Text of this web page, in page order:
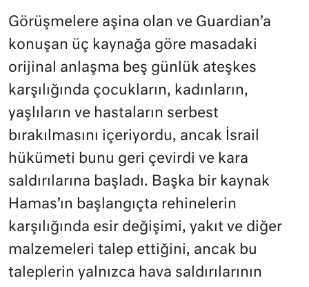
Görüşmelere aşina olan ve Guardian’a
konuşan üç kaynağa göre masadaki
orijinal anlaşma beş günlük ateşkes
karşılığında çocukların, kadınların,
yaşlıların ve hastaların serbest
bırakılmasını içeriyordu, ancak İsrail
hükümeti bunu geri çevirdi ve kara
saldırılarına başladı. Başka bir kaynak
Hamas’ın başlangıçta rehinelerin
karşılığında esir değişimi, yakıt ve diğer
malzemeleri talep ettiğini, ancak bu
taleplerin yalnızca hava saldırılarının